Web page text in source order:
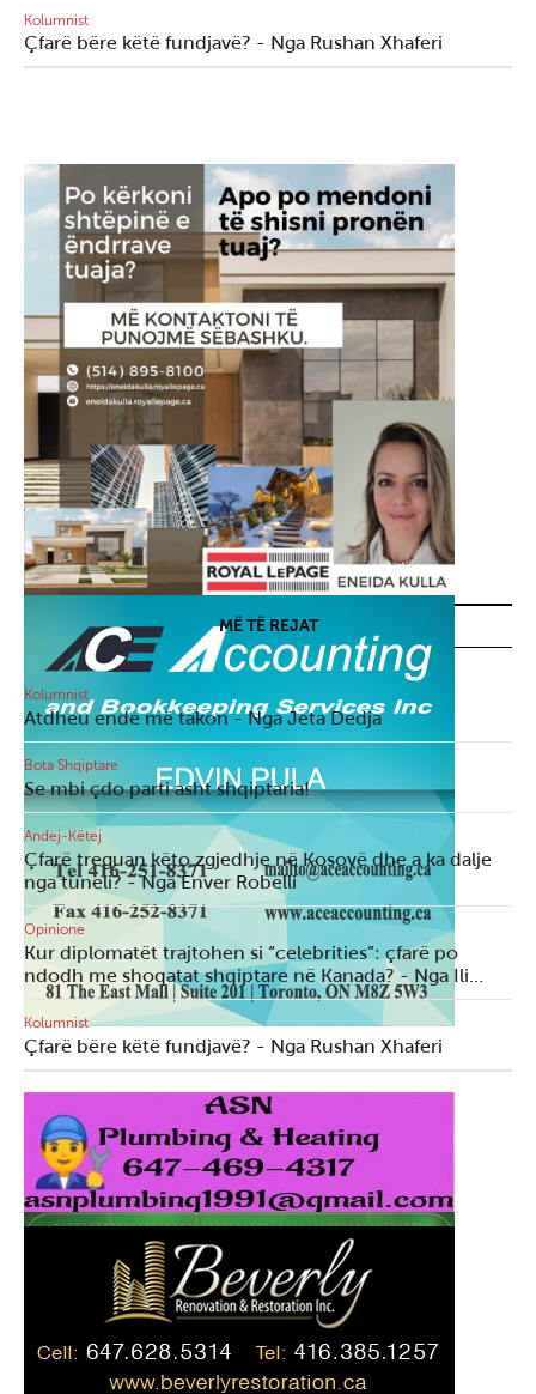
Kolumnist
Çfarë bëre këtë fundjavë? - Nga Rushan Xhaferi
MË TË REJAT
Kolumnist
Atdheu ende më takon - Nga Jeta Dedja
Bota Shqiptare
Se mbi çdo parti asht shqiptaria!
Andej-Këtej
Çfarë treguan këto zgjedhje në Kosovë dhe a ka dalje
nga tuneli? - Nga Enver Robelli
Opinione
Kur diplomatët trajtohen si “celebrities”: çfarë po
ndodh me shoqatat shqiptare në Kanada? - Nga Ili…
Kolumnist
Çfarë bëre këtë fundjavë? - Nga Rushan Xhaferi